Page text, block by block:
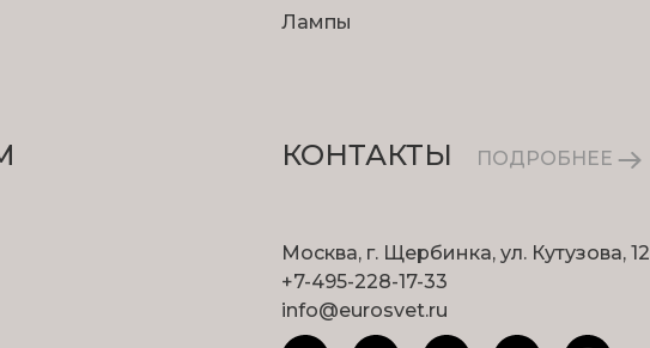
Лампы
КОНТАКТЫ ПОДРОБНЕЕ
Москва, г. Щербинка, ул. Кутузова, 12
+7-495-228-17-33
info@eurosvet.ru